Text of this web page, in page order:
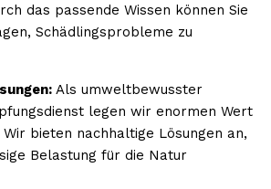
das passende Wissen können Sie
Schädlingsprobleme zu
Als umweltbewusster
legen wir enormen Wert
bieten nachhaltige Lösungen an,
Belastung für die Natur